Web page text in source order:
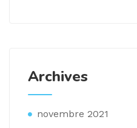
Archives
novembre 2021